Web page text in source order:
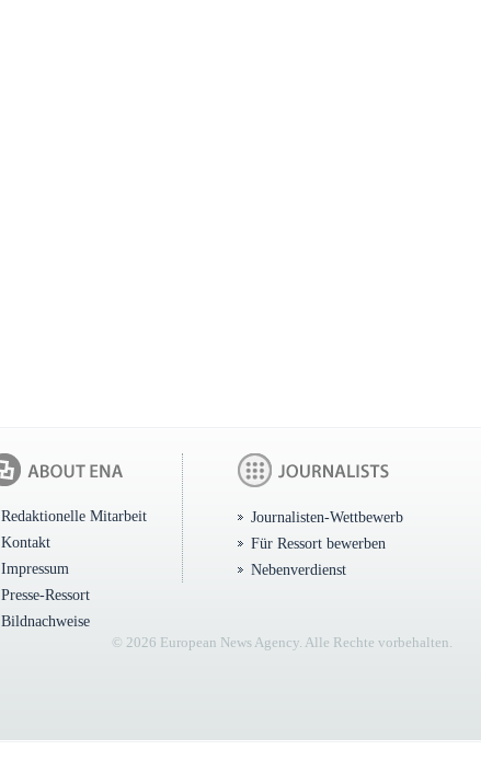
Redaktionelle Mitarbeit
Kontakt
Impressum
Presse-Ressort
Bildnachweise
Journalisten-Wettbewerb
Für Ressort bewerben
Nebenverdienst
© 2026 European News Agency. Alle Rechte vorbehalten.